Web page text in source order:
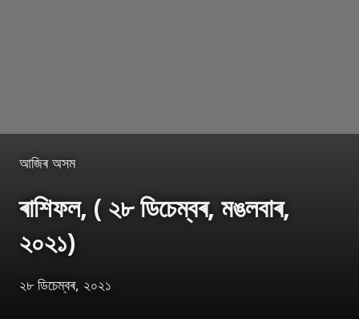
আজিৰ অসম
ৰাশিফল, ( ২৮ ডিচেম্বৰ, মঙলবাৰ,
২০২১)
২৮ ডিচেম্বৰ, ২০২১